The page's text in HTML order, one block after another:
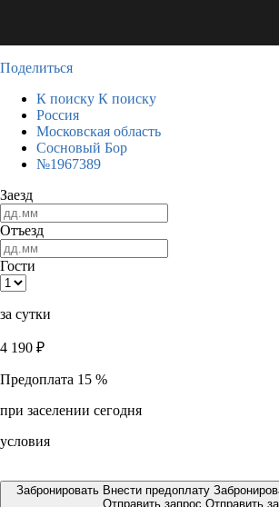
Поделиться
К поиску К поиску
Россия
Московская область
Сосновый Бор
№1967389
Заезд
Отъезд
Гости
за сутки
4 190 ₽
Предоплата 15 %
при заселении сегодня
условия
Забронировать Внести предоплату
Отправить запрос Отправить